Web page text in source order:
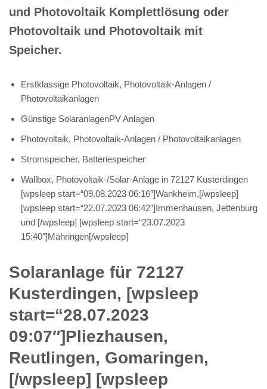
und Photovoltaik Komplettlösung oder
Photovoltaik und Photovoltaik mit
Speicher.
Erstklassige Photovoltaik, Photovoltaik-Anlagen /
Photovoltaikanlagen
Günstige SolaranlagenPV Anlagen
Photovoltaik, Photovoltaik-Anlagen / Photovoltaikanlagen
Stromspeicher, Batteriespeicher
Wallbox, Photovoltaik-/Solar-Anlage in 72127 Kusterdingen
[wpsleep start=“09.08.2023 06:16″]Wankheim,[/wpsleep]
[wpsleep start=“22.07.2023 06:42″]Immenhausen, Jettenburg
und [/wpsleep] [wpsleep start=“23.07.2023
15:40″]Mähringen[/wpsleep]
Solaranlage für 72127
Kusterdingen, [wpsleep
start=“28.07.2023
09:07″]Pliezhausen,
Reutlingen, Gomaringen,
[/wpsleep] [wpsleep